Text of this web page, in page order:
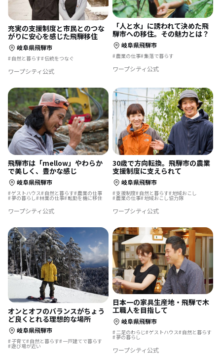
充実の支援制度と市民とのつな
がりに安心を感じた飛騨移住
岐阜県飛騨市
自然と暮らす 伝統をつなぐ
ワープシティ公式
「人と水」に誘われて決めた飛
騨市への移住。その魅力とは？
岐阜県飛騨市
農業の仕事 集落で暮らす
ワープシティ公式
飛騨市は「mellow」やわらか
で美しく、豊かな感じ
岐阜県飛騨市
ゲストハウス 自然と暮らす 農業の仕事
夢の暮らし 林業の仕事 転勤を機に移住
ワープシティ公式
30歳で方向転換。飛騨市の農業
支援制度に支えられて
岐阜県飛騨市
支援制度 自然と暮らす 地域おこし
農業の仕事 地域おこし協力隊
ワープシティ公式
オンとオフのバランスがちょう
ど良くとれる理想的な場所
岐阜県飛騨市
子育て 自然と暮らす 一戸建てで暮らす
遊び場が近い
日本一の家具生産地・飛騨で木
工職人を目指して
岐阜県飛騨市
二足のわらじ ゲストハウス 自然と暮らす
夢の暮らし
ワープシティ公式